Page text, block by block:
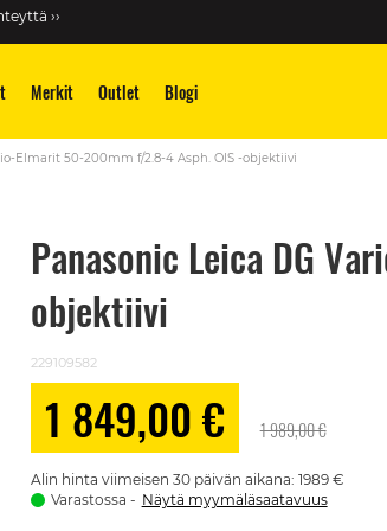
››
Merkit Outlet Blogi
Elmarit 50-200mm f/2.8-4 Asph. OIS -objektiivi
Panasonic Leica DG
objektiivi
229109582
Alennushinta
1 849,00 € 1 989,00 €
Alin hinta viimeisen 30 päivän aikana: 1989 €
Varastossa
Näytä myymäläsaatavuus